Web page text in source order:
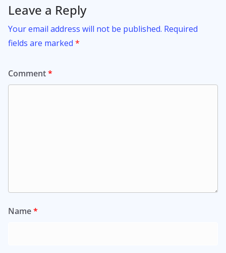
Leave a Reply
Your email address will not be published. Required
fields are marked *
Comment*
Name*